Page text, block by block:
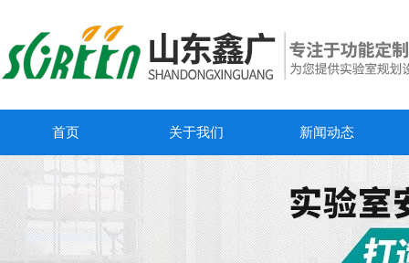
首页 关于我们 新闻动态